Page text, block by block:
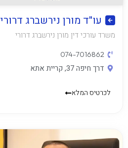
עו"ד מורן נירשברג דרורי
משרד עורכי דין מורן נירשברג דרורי
074-7016862​
דרך חיפה 37, קריית אתא
לכרטיס המלא